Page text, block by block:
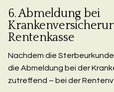
6. Abmeldung bei
Rentenkasse
Nachdem die
die Abmeldung bei der
zutreffend – bei der